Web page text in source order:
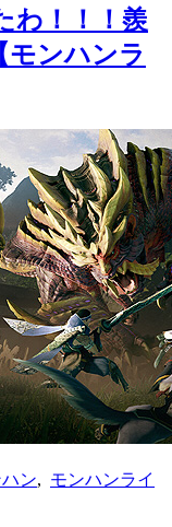
ン,モンハンライ
化、修正
起こしてく
ライズ】
とめサイト.【気ま
Create. Powered by